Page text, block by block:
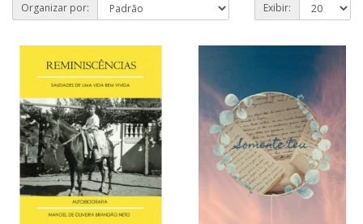
Organizar por: Exibir: